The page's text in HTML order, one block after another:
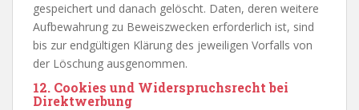
gespeichert und danach gelöscht. Daten, deren weitere
Aufbewahrung zu Beweiszwecken erforderlich ist, sind
bis zur endgültigen Klärung des jeweiligen Vorfalls von
der Löschung ausgenommen.
12. Cookies und Widerspruchsrecht bei
Direktwerbung